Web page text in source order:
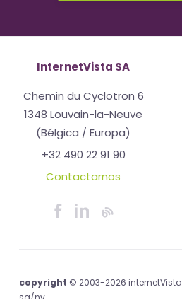
InternetVista SA
Chemin du Cyclotron 6
1348 Louvain-la-Neuve
(Bélgica / Europa)
+32 490 22 91 90
Contactarnos
copyright © 2003-2026 internetVista